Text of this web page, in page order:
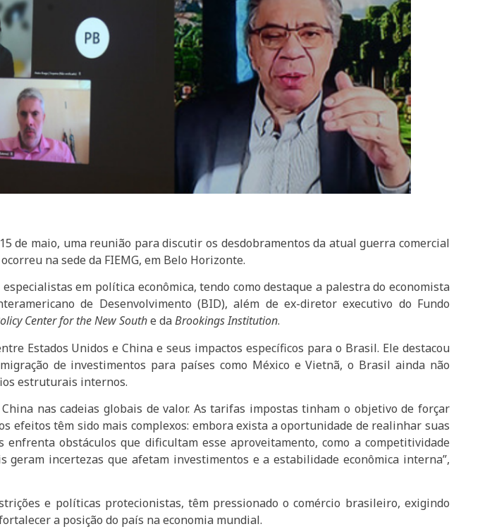
de maio, uma reunião para discutir os desdobramentos da atual guerra comercial
na sede da FIEMG, em Belo Horizonte.
em política econômica, tendo como destaque a palestra do economista
de Desenvolvimento (BID), além de ex-diretor executivo do Fundo
Center for the New Southe daBrookings Institution.
Estados Unidos e China e seus impactos específicos para o Brasil. Ele destacou
de investimentos para países como México e Vietnã, o Brasil ainda não
estruturais internos.
nas cadeias globais de valor. As tarifas impostas tinham o objetivo de forçar
efeitos têm sido mais complexos: embora exista a oportunidade de realinhar suas
obstáculos que dificultam esse aproveitamento, como a competitividade
geram incertezas que afetam investimentos e a estabilidade econômica interna”,
e políticas protecionistas, têm pressionado o comércio brasileiro, exigindo
a posição do país na economia mundial.